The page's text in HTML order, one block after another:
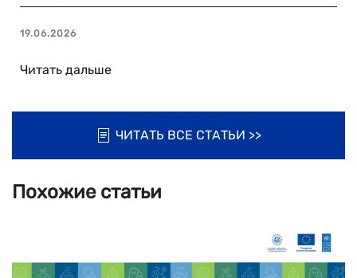
19.06.2026
Читать дальше
ЧИТАТЬ ВСЕ СТАТЬИ >>
Похожие статьи